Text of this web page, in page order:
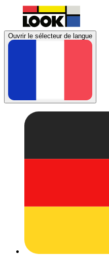
Ouvrir le sélecteur de langue